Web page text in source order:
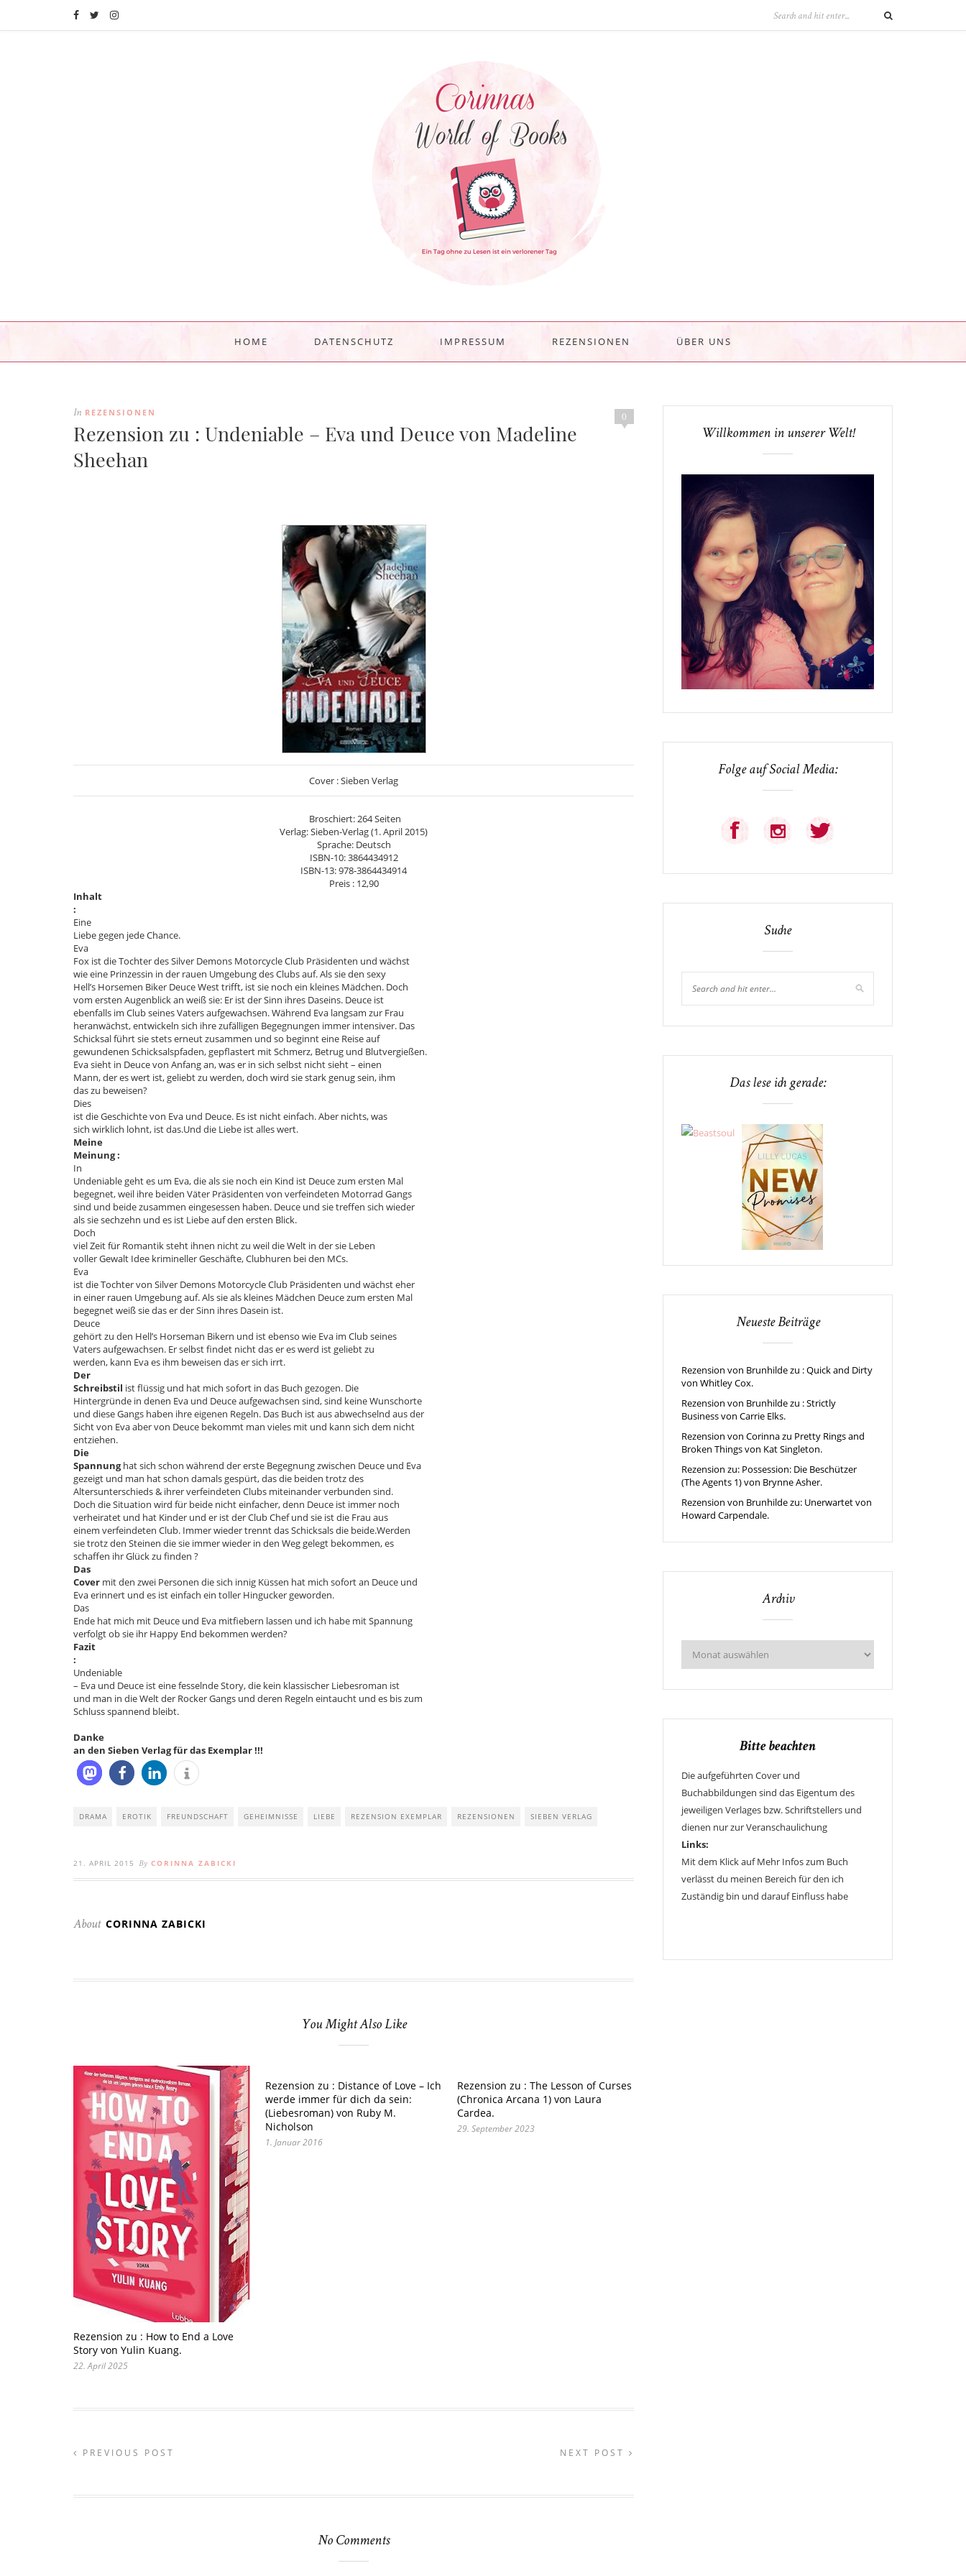
HOME DATENSCHUTZ IMPRESSUM REZENSIONEN ÜBER UNS
0
In REZENSIONEN
Rezension zu : Undeniable – Eva und Deuce von Madeline
Sheehan
Cover : Sieben Verlag
Broschiert: 264 Seiten
Verlag: Sieben-Verlag (1. April 2015)
Sprache: Deutsch
ISBN-10: 3864434912
ISBN-13: 978-3864434914
Preis : 12,90
Inhalt
:
Eine
Liebe gegen jede Chance.
Eva
Fox ist die Tochter des Silver Demons Motorcycle Club Präsidenten und wächst
wie eine Prinzessin in der rauen Umgebung des Clubs auf. Als sie den sexy
Hell’s Horsemen Biker Deuce West trifft, ist sie noch ein kleines Mädchen. Doch
vom ersten Augenblick an weiß sie: Er ist der Sinn ihres Daseins. Deuce ist
ebenfalls im Club seines Vaters aufgewachsen. Während Eva langsam zur Frau
heranwächst, entwickeln sich ihre zufälligen Begegnungen immer intensiver. Das
Schicksal führt sie stets erneut zusammen und so beginnt eine Reise auf
gewundenen Schicksalspfaden, gepflastert mit Schmerz, Betrug und Blutvergießen.
Eva sieht in Deuce von Anfang an, was er in sich selbst nicht sieht – einen
Mann, der es wert ist, geliebt zu werden, doch wird sie stark genug sein, ihm
das zu beweisen?
Dies
ist die Geschichte von Eva und Deuce. Es ist nicht einfach. Aber nichts, was
sich wirklich lohnt, ist das.Und die Liebe ist alles wert.
Meine
Meinung :
In
Undeniable geht es um Eva, die als sie noch ein Kind ist Deuce zum ersten Mal
begegnet, weil ihre beiden Väter Präsidenten von verfeindeten Motorrad Gangs
sind und beide zusammen eingesessen haben. Deuce und sie treffen sich wieder
als sie sechzehn und es ist Liebe auf den ersten Blick.
Doch
viel Zeit für Romantik steht ihnen nicht zu weil die Welt in der sie Leben
voller Gewalt Idee krimineller Geschäfte, Clubhuren bei den MCs.
Eva
ist die Tochter von Silver Demons Motorcycle Club Präsidenten und wächst eher
in einer rauen Umgebung auf. Als sie als kleines Mädchen Deuce zum ersten Mal
begegnet weiß sie das er der Sinn ihres Dasein ist.
Deuce
gehört zu den Hell’s Horseman Bikern und ist ebenso wie Eva im Club seines
Vaters aufgewachsen. Er selbst findet nicht das er es werd ist geliebt zu
werden, kann Eva es ihm beweisen das er sich irrt.
Der
Schreibstil ist flüssig und hat mich sofort in das Buch gezogen. Die
Hintergründe in denen Eva und Deuce aufgewachsen sind, sind keine Wunschorte
und diese Gangs haben ihre eigenen Regeln. Das Buch ist aus abwechselnd aus der
Sicht von Eva aber von Deuce bekommt man vieles mit und kann sich dem nicht
entziehen.
Die
Spannunghat sich schon während der erste Begegnung zwischen Deuce und Eva
gezeigt und man hat schon damals gespürt, das die beiden trotz des
Altersunterschieds & ihrer verfeindeten Clubs miteinander verbunden sind.
Doch die Situation wird für beide nicht einfacher, denn Deuce ist immer noch
verheiratet und hat Kinder und er ist der Club Chef und sie ist die Frau aus
einem verfeindeten Club. Immer wieder trennt das Schicksals die beide.Werden
sie trotz den Steinen die sie immer wieder in den Weg gelegt bekommen, es
schaffen ihr Glück zu finden ?
Das
Cover mit den zwei Personen die sich innig Küssen hat mich sofort an Deuce und
Eva erinnert und es ist einfach ein toller Hingucker geworden.
Das
Ende hat mich mit Deuce und Eva mitfiebern lassen und ich habe mit Spannung
verfolgt ob sie ihr Happy End bekommen werden?
Fazit
:
Undeniable
– Eva und Deuce ist eine fesselnde Story, die kein klassischer Liebesroman ist
und man in die Welt der Rocker Gangs und deren Regeln eintaucht und es bis zum
Schluss spannend bleibt.
Danke
an den Sieben Verlag für das Exemplar !!!
DRAMA EROTIK FREUNDSCHAFT GEHEIMNISSE LIEBE REZENSION EXEMPLAR REZENSIONEN SIEBEN VERLAG
21. APRIL 2015 By CORINNA ZABICKI
About CORINNA ZABICKI
You Might Also Like
Rezension zu : How to End a Love
Story von Yulin Kuang.
22. April 2025
Rezension zu : Distance of Love – Ich
werde immer für dich da sein:
(Liebesroman) von Ruby M.
Nicholson
1. Januar 2016
Rezension zu : The Lesson of Curses
(Chronica Arcana 1) von Laura
Cardea.
29. September 2023
PREVIOUS POST NEXT POST
No Comments
Willkommen in unserer Welt!
Folge auf Social Media:
Suche
Das lese ich gerade:
Neueste Beiträge
Rezension von Brunhilde zu : Quick and Dirty
von Whitley Cox.
Rezension von Brunhilde zu : Strictly
Business von Carrie Elks.
Rezension von Corinna zu Pretty Rings and
Broken Things von Kat Singleton.
Rezension zu: Possession: Die Beschützer
(The Agents 1) von Brynne Asher.
Rezension von Brunhilde zu: Unerwartet von
Howard Carpendale.
Archiv
Bitte beachten
Die aufgeführten Cover und
Buchabbildungen sind das Eigentum des
jeweiligen Verlages bzw. Schriftstellers und
dienen nur zur Veranschaulichung
Links:
Mit dem Klick auf Mehr Infos zum Buch
verlässt du meinen Bereich für den ich
Zuständig bin und darauf Einfluss habe